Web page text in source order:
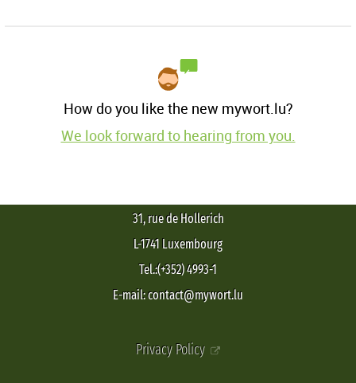
How do you like the new mywort.lu?
We look forward to hearing from you.
31, rue de Hollerich
L-1741 Luxembourg
Tel.:(+352) 4993-1
E-mail: contact@mywort.lu
Privacy Policy